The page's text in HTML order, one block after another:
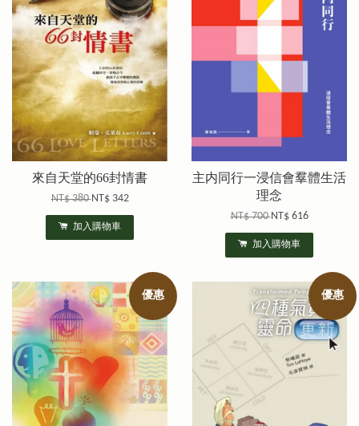
來自天堂的66封情書
NT$ 380NT$ 342
加入購物車
主内同行一浸信會羣體生活
理念
NT$ 700NT$ 616
加入購物車
優惠 優惠